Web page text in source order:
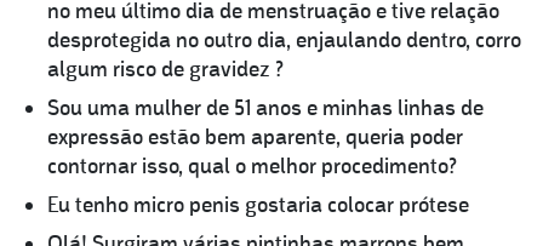
no meu último dia de menstruação e tive relação
desprotegida no outro dia, enjaulando dentro, corro
algum risco de gravidez ?
Sou uma mulher de 51 anos e minhas linhas de
expressão estão bem aparente, queria poder
contornar isso, qual o melhor procedimento?
Eu tenho micro penis gostaria colocar prótese